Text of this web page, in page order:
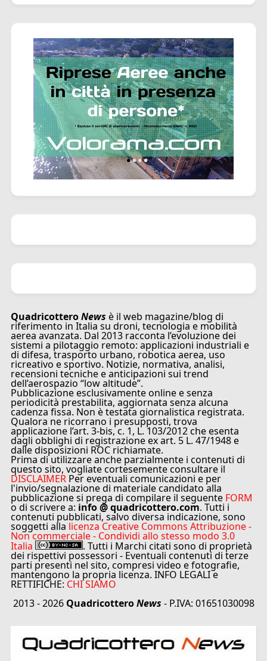
QuadricotteroNews è il web magazine/blog di
riferimento in Italia su droni, tecnologia e mobilità
aerea avanzata. Dal 2013 racconta l’evoluzione dei
sistemi a pilotaggio remoto: applicazioni industriali e
di difesa, trasporto urbano, robotica aerea, uso
ricreativo e sportivo. Notizie, normativa, analisi,
recensioni tecniche e anticipazioni sui trend
dell’aerospazio “low altitude”.
Pubblicazione esclusivamente online e senza
periodicità prestabilita, aggiornata senza alcuna
cadenza fissa. Non è testata giornalistica registrata.
Qualora ne ricorrano i presupposti, trova
applicazione l’art. 3-bis, c. 1, L. 103/2012 che esenta
dagli obblighi di registrazione ex art. 5 L. 47/1948 e
dalle disposizioni ROC richiamate.
Prima di utilizzare anche parzialmente i contenuti di
questo sito, vogliate cortesemente consultare il
DISCLAIMER Per eventuali comunicazioni e per
l'invio/segnalazione di materiale candidato alla
pubblicazione si prega di compilare il seguente FORM
o di scrivere a: info @ quadricottero.com. Tutti i
contenuti pubblicati, salvo diversa indicazione, sono
soggetti alla licenza Creative Commons Attribuzione -
Non commerciale - Condividi allo stesso modo 3.0
Italia . Tutti i Marchi citati sono di proprietà
dei rispettivi possessori - Eventuali contenuti di terze
parti presenti nel sito, compresi video e fotografie,
mantengono la propria licenza. INFO LEGALI e
RETTIFICHE: CHI SIAMO
2013 - 2026 QuadricotteroNews - P.IVA: 01651030098